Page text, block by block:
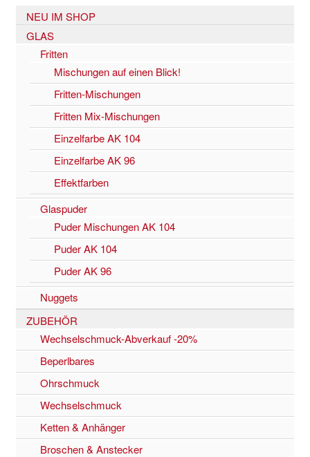
NEU IM SHOP
GLAS
Fritten
Mischungen auf einen Blick!
Fritten-Mischungen
Fritten Mix-Mischungen
Einzelfarbe AK 104
Einzelfarbe AK 96
Effektfarben
Glaspuder
Puder Mischungen AK 104
Puder AK 104
Puder AK 96
Nuggets
ZUBEHÖR
Wechselschmuck-Abverkauf -20%
Beperlbares
Ohrschmuck
Wechselschmuck
Ketten & Anhänger
Broschen & Anstecker